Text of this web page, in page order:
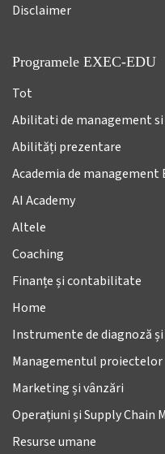
Disclaimer
Programele EXEC-EDU
Tot
Abilitati de management
Abilități prezentare
Academia de management
AI Academy
Altele
Coaching
Finanțe și contabilitate
Home
Instrumente de diagnoză
Managementul proiectelor
Marketing și vânzări
Operațiuni și Supply Chain
Resurse umane